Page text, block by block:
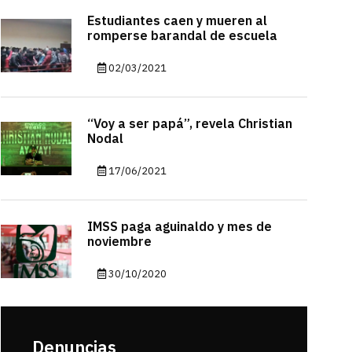
Estudiantes caen y mueren al
romperse barandal de escuela
02/03/2021
“Voy a ser papá”, revela Christian
Nodal
17/06/2021
IMSS paga aguinaldo y mes de
noviembre
30/10/2020